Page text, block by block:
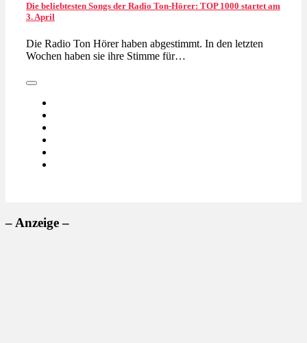
Die beliebtesten Songs der Radio Ton-Hörer: TOP 1000 startet am
3. April
Die Radio Ton Hörer haben abgestimmt. In den letzten
Wochen haben sie ihre Stimme für…
– Anzeige –